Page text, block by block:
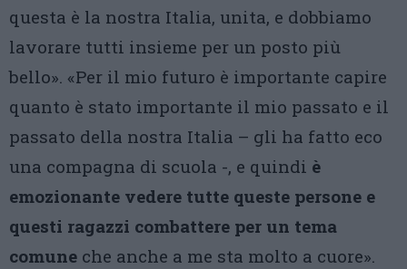
questa è la nostra Italia, unita, e dobbiamo
lavorare tutti insieme per un posto più
bello». «Per il mio futuro è importante capire
quanto è stato importante il mio passato e il
passato della nostra Italia – gli ha fatto eco
una compagna di scuola -, e quindi è
emozionante vedere tutte queste persone e
questi ragazzi combattere per un tema
comune che anche a me sta molto a cuore».